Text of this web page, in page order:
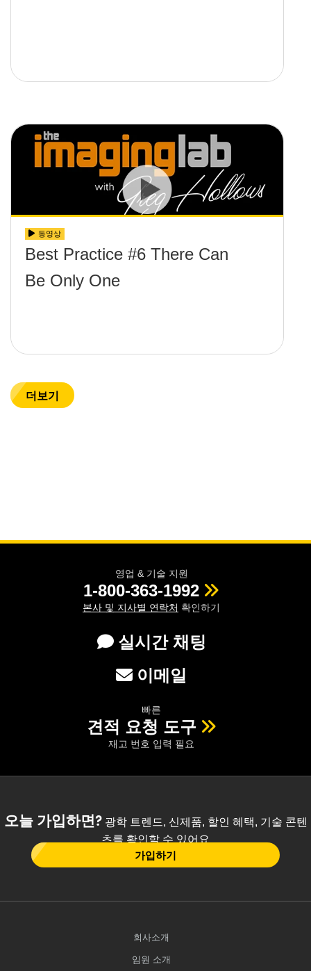
동영상
Best Practice #6 There Can
Be Only One
더보기
영업 & 기술 지원
1-800-363-1992
본사 및 지사별 연락처 확인하기
실시간 채팅
이메일
빠른
견적 요청 도구
재고 번호 입력 필요
오늘 가입하면?광학 트렌드, 신제품, 할인 혜택, 기술 콘텐
츠를 확인할 수 있어요
가입하기
회사소개
임원 소개